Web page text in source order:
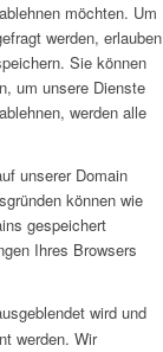
möchten. Um
werden, erlauben
Sie können
um unsere Dienste
werden alle
unserer Domain
können wie
gespeichert
Ihres Browsers
wird und
werden. Wir